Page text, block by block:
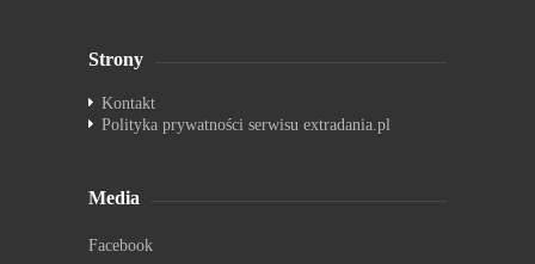
Strony
Kontakt
Polityka prywatności serwisu extradania.pl
Media
Facebook